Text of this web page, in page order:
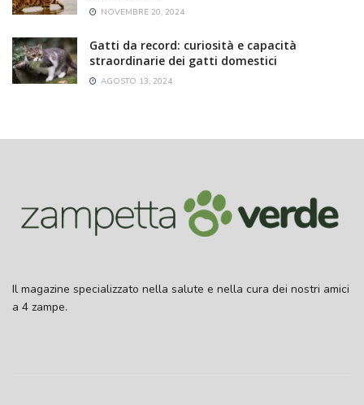
NOVEMBRE 20, 2024
Gatti da record: curiosità e capacità
straordinarie dei gatti domestici
AGOSTO 13, 2024
Il magazine specializzato nella salute e nella cura dei nostri amici
a 4 zampe.